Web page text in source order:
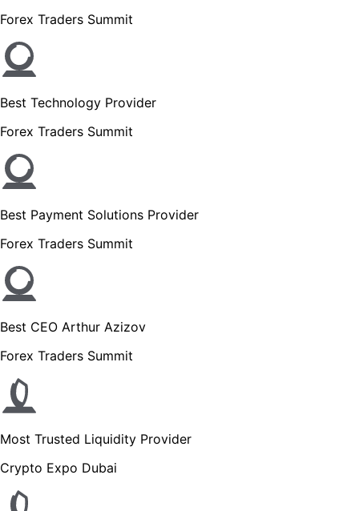
Forex Traders Summit
Best Technology Provider
Forex Traders Summit
Best Payment Solutions Provider
Forex Traders Summit
Best CEO Arthur Azizov
Forex Traders Summit
Most Trusted Liquidity Provider
Crypto Expo Dubai